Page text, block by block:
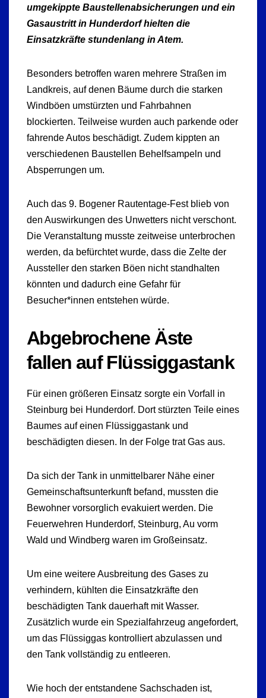
umgekippte Baustellenabsicherungen und ein
Gasaustritt in Hunderdorf hielten die
Einsatzkräfte stundenlang in Atem.
Besonders betroffen waren mehrere Straßen im
Landkreis, auf denen Bäume durch die starken
Windböen umstürzten und Fahrbahnen
blockierten. Teilweise wurden auch parkende oder
fahrende Autos beschädigt. Zudem kippten an
verschiedenen Baustellen Behelfsampeln und
Absperrungen um.
Auch das 9. Bogener Rautentage-Fest blieb von
den Auswirkungen des Unwetters nicht verschont.
Die Veranstaltung musste zeitweise unterbrochen
werden, da befürchtet wurde, dass die Zelte der
Aussteller den starken Böen nicht standhalten
könnten und dadurch eine Gefahr für
Besucher*innen entstehen würde.
Abgebrochene Äste
fallen auf Flüssiggastank
Für einen größeren Einsatz sorgte ein Vorfall in
Steinburg bei Hunderdorf. Dort stürzten Teile eines
Baumes auf einen Flüssiggastank und
beschädigten diesen. In der Folge trat Gas aus.
Da sich der Tank in unmittelbarer Nähe einer
Gemeinschaftsunterkunft befand, mussten die
Bewohner vorsorglich evakuiert werden. Die
Feuerwehren Hunderdorf, Steinburg, Au vorm
Wald und Windberg waren im Großeinsatz.
Um eine weitere Ausbreitung des Gases zu
verhindern, kühlten die Einsatzkräfte den
beschädigten Tank dauerhaft mit Wasser.
Zusätzlich wurde ein Spezialfahrzeug angefordert,
um das Flüssiggas kontrolliert abzulassen und
den Tank vollständig zu entleeren.
Wie hoch der entstandene Sachschaden ist,